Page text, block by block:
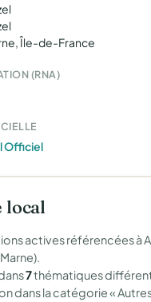
Île-de-France
(RNA)
Officiel
local
actives référencées à
7thématiques
dans la catégorie «